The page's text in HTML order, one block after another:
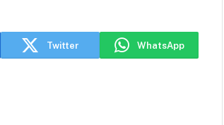
Twitter WhatsApp